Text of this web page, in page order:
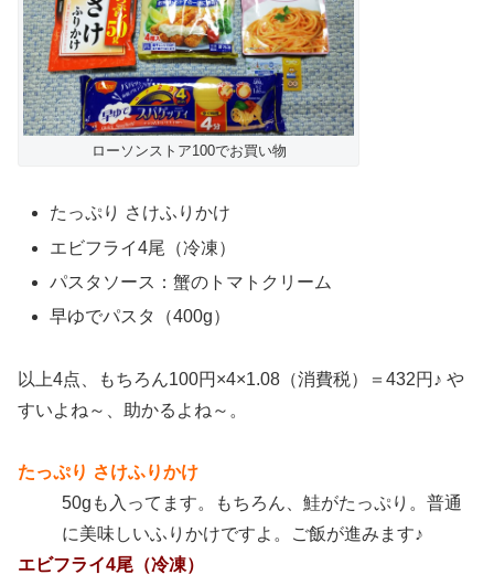
ローソンストア100でお買い物
たっぷり さけふりかけ
エビフライ4尾（冷凍）
パスタソース：蟹のトマトクリーム
早ゆでパスタ（400g）
以上4点、もちろん100円×4×1.08（消費税）＝432円♪ や
すいよね～、助かるよね～。
たっぷり さけふりかけ
50gも入ってます。もちろん、鮭がたっぷり。普通
に美味しいふりかけですよ。ご飯が進みます♪
エビフライ4尾（冷凍）